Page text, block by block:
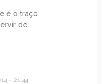
é o traço
de
- 21:44